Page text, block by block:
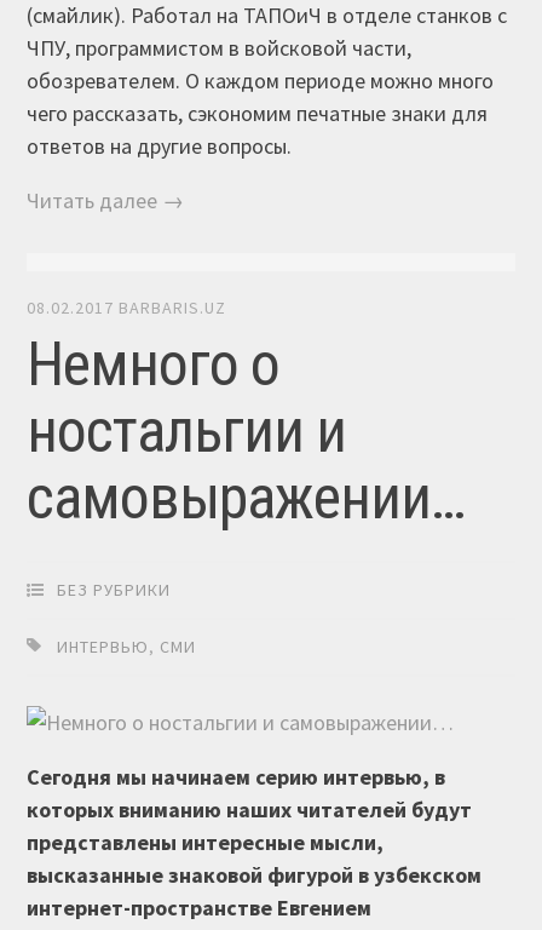
(смайлик). Работал на ТАПОиЧ в отделе станков с
ЧПУ, программистом в войсковой части,
обозревателем. О каждом периоде можно много
чего рассказать, сэкономим печатные знаки для
ответов на другие вопросы.
Читать далее →
08.02.2017 BARBARIS.UZ
Немного о
ностальгии и
самовыражении…
БЕЗ РУБРИКИ
ИНТЕРВЬЮ, СМИ
Сегодня мы начинаем серию интервью, в
которых вниманию наших читателей будут
представлены интересные мысли,
высказанные знаковой фигурой в узбекском
интернет-пространстве Евгением